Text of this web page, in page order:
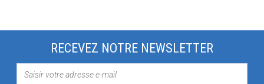
RECEVEZ NOTRE NEWSLETTER